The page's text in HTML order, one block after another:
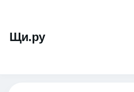
Щи.ру